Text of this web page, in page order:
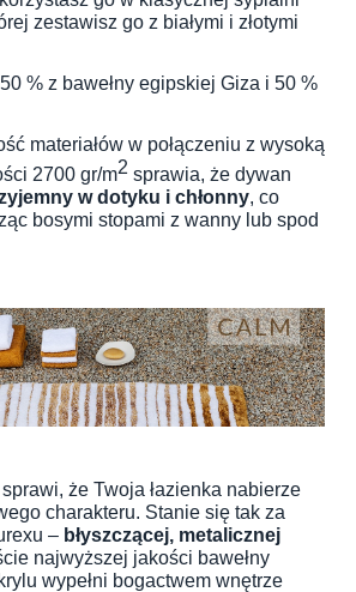
zestawisz go z białymi i złotymi
% z bawełny egipskiej Giza i 50 %
materiałów w połączeniu z wysoką
2700 gr/m2 sprawia, że dywan
w dotyku i chłonny, co
bosymi stopami z wanny lub spod
sprawi, że Twoja łazienka nabierze
charakteru. Stanie się tak za
– błyszczącej, metalicznej
najwyższej jakości bawełny
wypełni bogactwem wnętrze